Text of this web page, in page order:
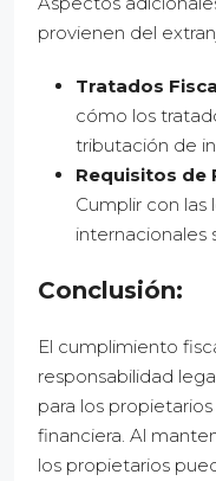
provienen del
Tratados
cómo los
tributación de
Requisitos de
Cumplir con
internacionales
Conclusión:
El cumplimiento
responsabilidad
para los
financiera. Al
los propietarios